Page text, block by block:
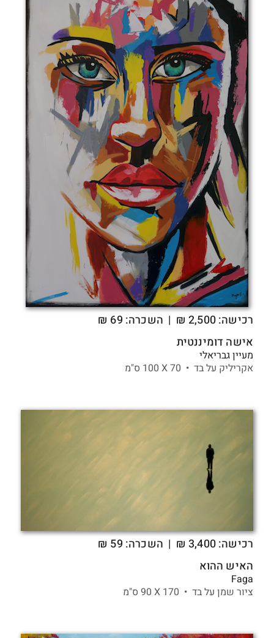
רכישה: ₪ 2,500
| השכרה: 69 ₪
אישה דומיננטית
מעיין גבריאלי
אקריליק על בד • 70 X
רכישה: ₪ 3,400
| השכרה: 59 ₪
האיש ההוא
Faga
ציור שמן על בד • 170 X